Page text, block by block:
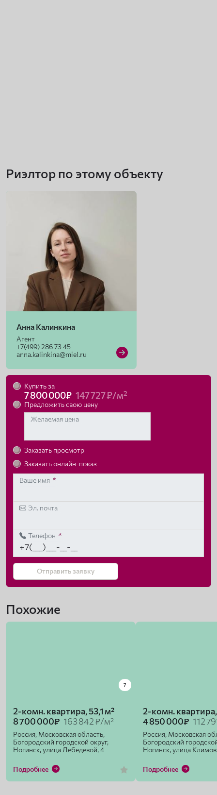
Риэлтор по этому объекту
Анна Калинкина
Агент
+7(499) 286 73 45
anna.kalinkina@miel.ru
Купить за
7 800 000₽ 147 727 ₽/м²
Предложить свою цену
Желаемая цена
Заказать просмотр
Заказать онлайн-показ
Ваше имя *
Эл. почта
Телефон *
Отправить заявку
Похожие
7
2-комн. квартира, 53,1 м²
8 700 000₽ 163 842 ₽/м²
Россия, Московская область,
Богородский городской округ,
Ногинск, улица Лебедевой, 4
Подробнее
2-комн.
4 850 000₽ 112
Россия, Московская
Богородский
Ногинск, улица
Подробнее